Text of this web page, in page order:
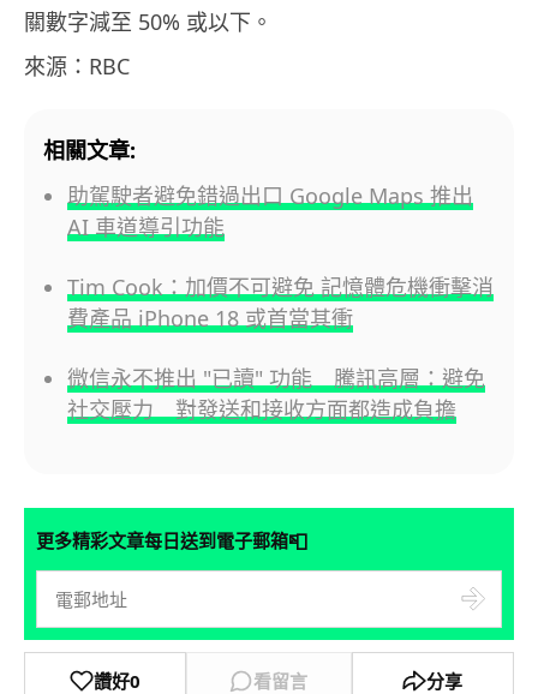
關數字減至 50% 或以下。
來源：RBC
相關文章:
助駕駛者避免錯過出口 Google Maps 推出
AI 車道導引功能
Tim Cook：加價不可避免 記憶體危機衝擊消
費產品 iPhone 18 或首當其衝
微信永不推出 "已讀" 功能 騰訊高層：避免
社交壓力 對發送和接收方面都造成負擔
更多精彩文章每日送到電子郵箱📮
讚好0 看留言 分享